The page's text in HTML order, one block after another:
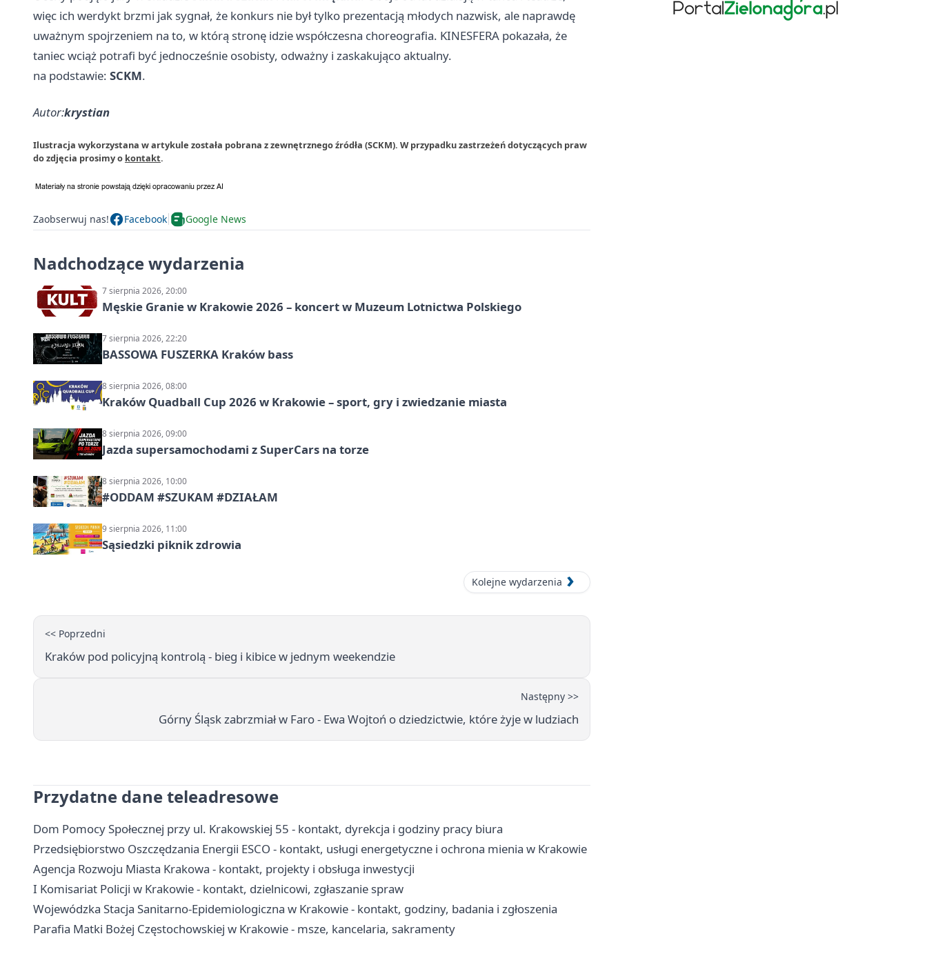
więc ich werdykt brzmi jak sygnał, że konkurs nie był tylko prezentacją młodych nazwisk, ale naprawdę
uważnym spojrzeniem na to, w którą stronę idzie współczesna choreografia. KINESFERA pokazała, że
taniec wciąż potrafi być jednocześnie osobisty, odważny i zaskakująco aktualny.
na podstawie: SCKM.
Autor:krystian
Ilustracja wykorzystana w artykule została pobrana z zewnętrznego źródła (SCKM). W przypadku zastrzeżeń dotyczących praw
do zdjęcia prosimy o kontakt.
Zaobserwuj nas! Facebook Google News
Nadchodzące wydarzenia
7 sierpnia 2026, 20:00
Męskie Granie w Krakowie 2026 – koncert w Muzeum Lotnictwa Polskiego
7 sierpnia 2026, 22:20
BASSOWA FUSZERKA Kraków bass
8 sierpnia 2026, 08:00
Kraków Quadball Cup 2026 w Krakowie – sport, gry i zwiedzanie miasta
8 sierpnia 2026, 09:00
Jazda supersamochodami z SuperCars na torze
8 sierpnia 2026, 10:00
#ODDAM #SZUKAM #DZIAŁAM
9 sierpnia 2026, 11:00
Sąsiedzki piknik zdrowia
Kolejne wydarzenia
<< Poprzedni
Kraków pod policyjną kontrolą - bieg i kibice w jednym weekendzie
Następny >>
Górny Śląsk zabrzmiał w Faro - Ewa Wojtoń o dziedzictwie, które żyje w ludziach
Przydatne dane teleadresowe
Dom Pomocy Społecznej przy ul. Krakowskiej 55 - kontakt, dyrekcja i godziny pracy biura
Przedsiębiorstwo Oszczędzania Energii ESCO - kontakt, usługi energetyczne i ochrona mienia w Krakowie
Agencja Rozwoju Miasta Krakowa - kontakt, projekty i obsługa inwestycji
I Komisariat Policji w Krakowie - kontakt, dzielnicowi, zgłaszanie spraw
Wojewódzka Stacja Sanitarno-Epidemiologiczna w Krakowie - kontakt, godziny, badania i zgłoszenia
Parafia Matki Bożej Częstochowskiej w Krakowie - msze, kancelaria, sakramenty